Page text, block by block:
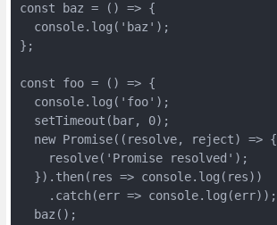
const baz = () => {
  console.log('baz');
};
const foo = () => {
  console.log('foo');
  setTimeout(bar, 0);
  new Promise((resolve, reject) => {
    resolve('Promise resolved');
  }).then(res => console.log(res))
    .catch(err => console.log(err));
  baz();